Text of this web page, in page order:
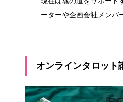
ーターや企画会社メンバ
オンラインタロット